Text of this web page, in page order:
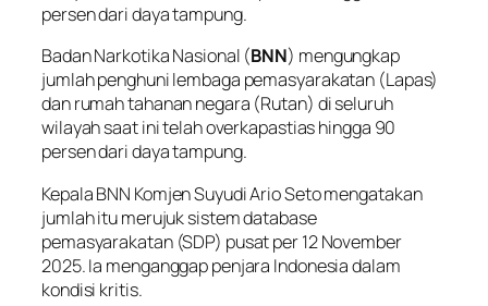
persen dari daya tampung.
Badan Narkotika Nasional (BNN) mengungkap
jumlah penghuni lembaga pemasyarakatan (Lapas)
dan rumah tahanan negara (Rutan) di seluruh
wilayah saat ini telah overkapastias hingga 90
persen dari daya tampung.
Kepala BNN Komjen Suyudi Ario Seto mengatakan
jumlah itu merujuk sistem database
pemasyarakatan (SDP) pusat per 12 November
2025. Ia menganggap penjara Indonesia dalam
kondisi kritis.